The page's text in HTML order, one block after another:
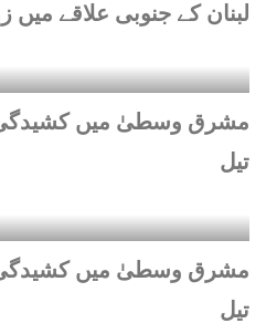
لبنان کے جنوبی علاقے میں
مشرق وسطیٰ میں
تیل
مشرق وسطیٰ میں
تیل